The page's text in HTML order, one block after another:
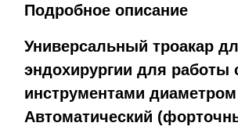
Подробное описание
Универсальный троакар
эндохирургии для работы
инструментами
Автоматический